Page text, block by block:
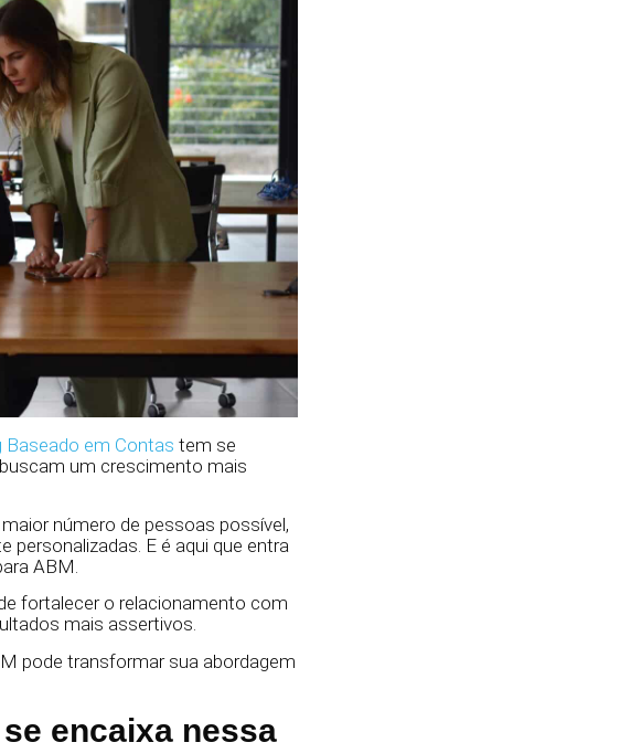
em Contas tem se
um crescimento mais
número de pessoas possível,
E é aqui que entra
ABM.
fortalecer o relacionamento com
mais assertivos.
pode transformar sua abordagem
encaixa nessa